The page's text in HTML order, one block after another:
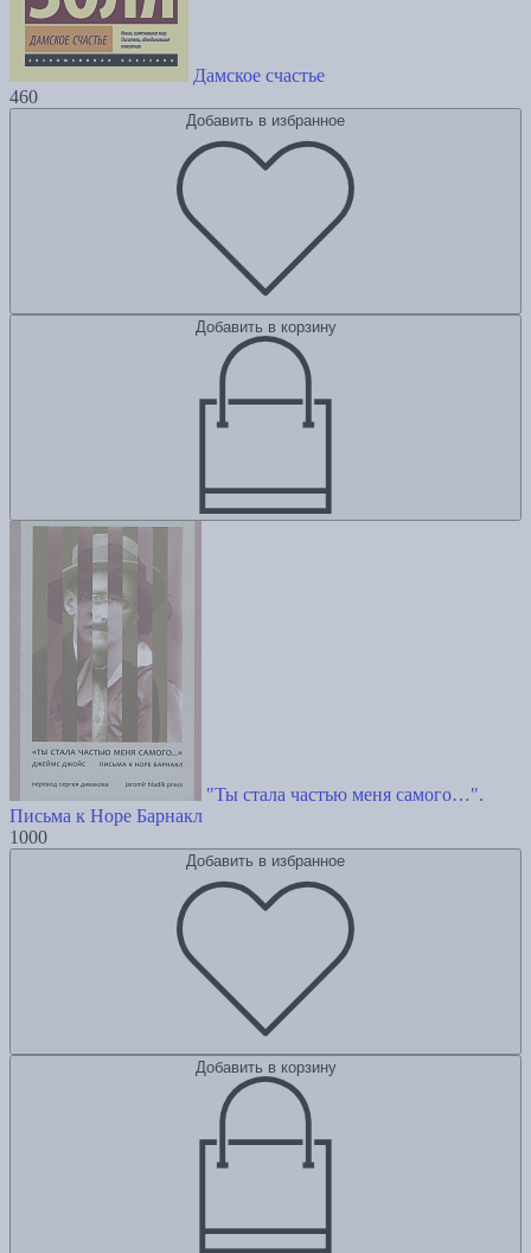
Дамское счастье
460
Добавить в избранное
Добавить в корзину
"Ты стала частью меня самого…".
Письма к Норе Барнакл
1000
Добавить в избранное
Добавить в корзину